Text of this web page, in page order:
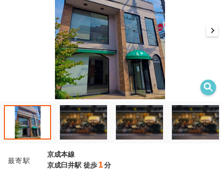
最寄駅
京成本線
京成臼井駅 徒歩1分